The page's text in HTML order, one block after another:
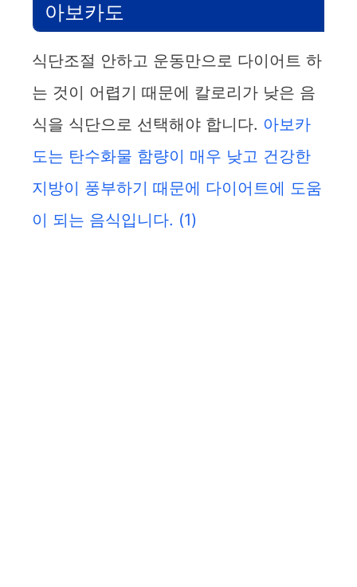
아보카도
식단조절 안하고 운동만으로 다이어트 하
는 것이 어렵기 때문에 칼로리가 낮은 음
식을 식단으로 선택해야 합니다. 아보카
도는 탄수화물 함량이 매우 낮고 건강한
지방이 풍부하기 때문에 다이어트에 도움
이 되는 음식입니다. (1)